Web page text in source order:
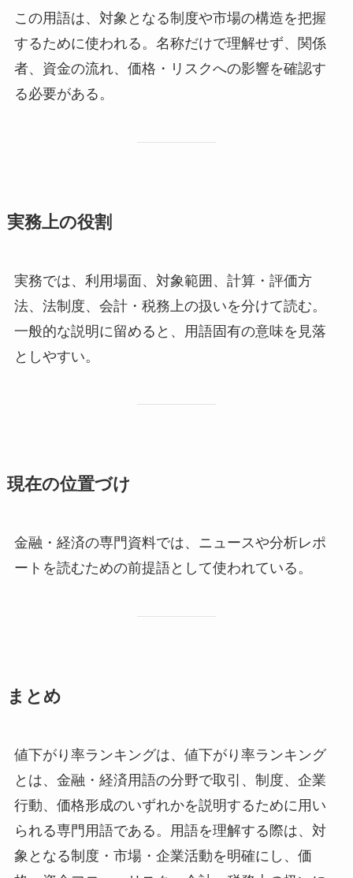
この用語は、対象となる制度や市場の構造を把握
するために使われる。名称だけで理解せず、関係
者、資金の流れ、価格・リスクへの影響を確認す
る必要がある。
実務上の役割
実務では、利用場面、対象範囲、計算・評価方
法、法制度、会計・税務上の扱いを分けて読む。
一般的な説明に留めると、用語固有の意味を見落
としやすい。
現在の位置づけ
金融・経済の専門資料では、ニュースや分析レポ
ートを読むための前提語として使われている。
まとめ
値下がり率ランキングは、値下がり率ランキング
とは、金融・経済用語の分野で取引、制度、企業
行動、価格形成のいずれかを説明するために用い
られる専門用語である。用語を理解する際は、対
象となる制度・市場・企業活動を明確にし、価